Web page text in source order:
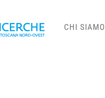
CHI SIAMO